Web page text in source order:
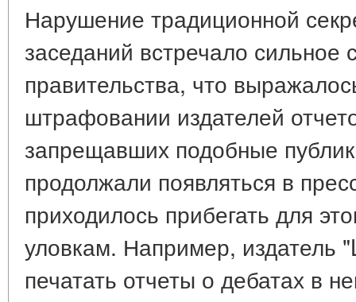
Нарушение традиционной
заседаний встречало сильное
правительства, что
штрафовании издателей
запрещавших подобные
продолжали появляться в
приходилось прибегать для
уловкам. Например, издатель
печатать отчеты о дебатах в